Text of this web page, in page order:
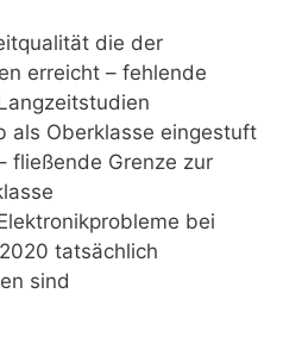
die der
erreicht – fehlende
als Oberklasse eingestuft
fließende Grenze zur
bei
tatsächlich
sind